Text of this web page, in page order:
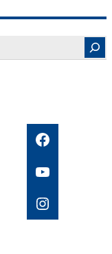
Facebook
YouTube
Instagram